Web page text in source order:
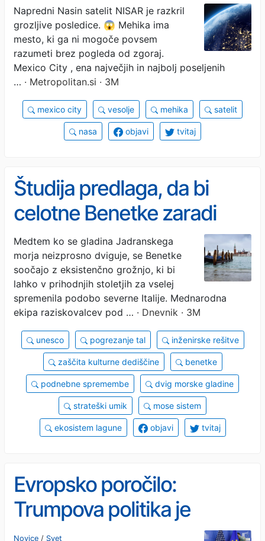
presunili: to znano mesto
se vsako leto pogrezne za
kar 25 centimetrov!
Napredni Nasin satelit NISAR je razkril
grozljive posledice. 😱 Mehika ima
mesto, ki ga ni mogoče povsem
razumeti brez pogleda od zgoraj.
Mexico City , ena največjih in najbolj poseljenih
… · Metropolitan.si · 3M
mexico city vesolje mehika satelit
nasa objavi tvitaj
Študija predlaga, da bi
celotne Benetke zaradi
vse pogostejših poplav
preselili
Medtem ko se gladina Jadranskega
morja neizprosno dviguje, se Benetke
soočajo z eksistenčno grožnjo, ki bi
lahko v prihodnjih stoletjih za vselej
spremenila podobo severne Italije. Mednarodna
ekipa raziskovalcev pod … · Dnevnik · 3M
unesco pogrezanje tal inženirske rešitve
zaščita kulturne dediščine benetke
podnebne spremembe dvig morske gladine
strateški umik mose sistem
ekosistem lagune objavi tvitaj
Evropsko poročilo:
Trumpova politika je
samomor velesile
Novice / Svet